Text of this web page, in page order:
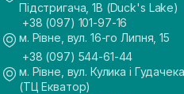
Підстригача, 1В (Duck's Lake)
+38 (097) 101-97-16
м. Рівне, вул. 16-го Липня, 15
+38 (097) 544-61-44
м. Рівне, вул. Кулика і
(ТЦ Екватор)